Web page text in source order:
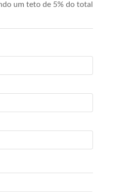
um teto de 5% do total